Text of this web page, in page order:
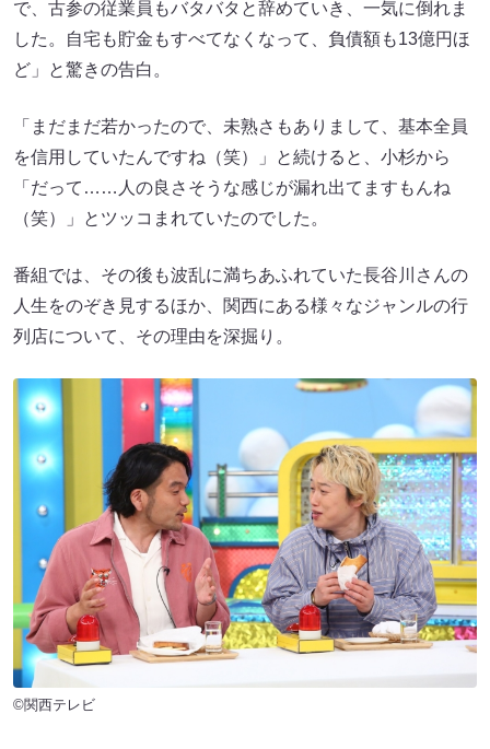
で、古参の従業員もバタバタと辞めていき、一気に倒れま
した。自宅も貯金もすべてなくなって、負債額も13億円ほ
ど」と驚きの告白。
「まだまだ若かったので、未熟さもありまして、基本全員
を信用していたんですね（笑）」と続けると、小杉から
「だって……人の良さそうな感じが漏れ出てますもんね
（笑）」とツッコまれていたのでした。
番組では、その後も波乱に満ちあふれていた長谷川さんの
人生をのぞき見するほか、関西にある様々なジャンルの行
列店について、その理由を深掘り。
©関西テレビ